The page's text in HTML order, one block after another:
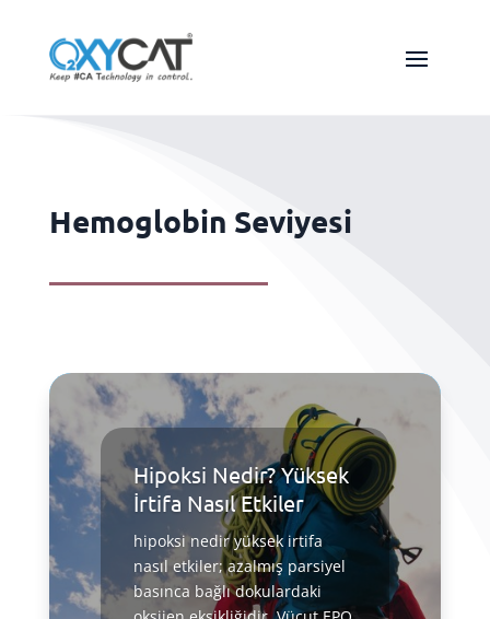
Hemoglobin Seviyesi
Hipoksi Nedir? Yüksek
İrtifa Nasıl Etkiler
hipoksi nedir yüksek irtifa
nasıl etkiler; azalmış parsiyel
basınca bağlı dokulardaki